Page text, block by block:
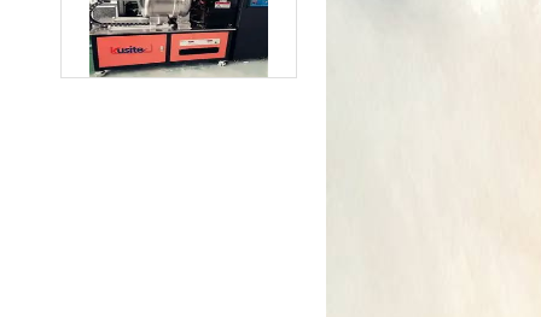
一托二真空熔炼炉